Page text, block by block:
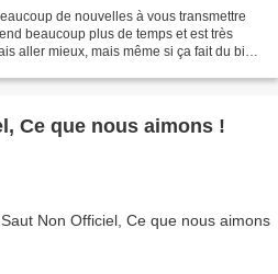
de nouvelles à vous transmettre
beaucoup plus de temps et est très
aller mieux, mais même si ça fait du bien
Ce que nous aimons !